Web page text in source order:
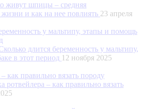
живут шпицы – средняя
и как на нее повлиять 23 апреля
длится беременность у мальтипу,
в этот период 12 ноября 2025
ротвейлера – как правильно вязать